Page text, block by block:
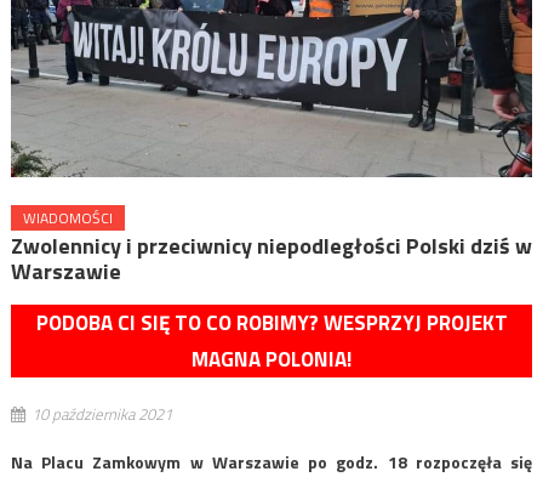
WIADOMOŚCI
Zwolennicy i przeciwnicy niepodległości Polski dziś w
Warszawie
PODOBA CI SIĘ TO CO ROBIMY? WESPRZYJ PROJEKT
MAGNA POLONIA!
10 października 2021
Na Placu Zamkowym w Warszawie po godz. 18 rozpoczęła się